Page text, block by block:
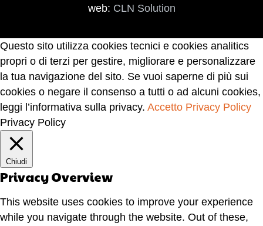
web: CLN Solution
Questo sito utilizza cookies tecnici e cookies analitics
propri o di terzi per gestire, migliorare e personalizzare
la tua navigazione del sito. Se vuoi saperne di più sui
cookies o negare il consenso a tutti o ad alcuni cookies,
leggi l’informativa sulla privacy. Accetto Privacy Policy
Privacy Policy
Chiudi
Privacy Overview
This website uses cookies to improve your experience
while you navigate through the website. Out of these,